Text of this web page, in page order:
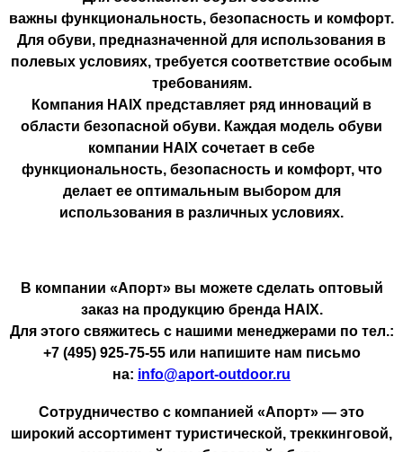
важны функциональность, безопасность и комфорт.
Для обуви, предназначенной для использования в
полевых условиях, требуется соответствие особым
требованиям.
Компания HAIX представляет ряд инноваций в
области безопасной обуви. Каждая модель обуви
компании HAIX сочетает в себе
функциональность, безопасность и комфорт, что
делает ее оптимальным выбором для
использования в различных условиях.
В компании «Апорт» вы можете сделать оптовый
заказ на продукцию бренда HAIX.
Для этого свяжитесь с нашими менеджерами по тел.:
+7 (495) 925-75-55 или напишите нам письмо
на: info@aport-outdoor.ru
Сотрудничество с компанией «Апорт» — это
широкий ассортимент туристической, треккинговой,